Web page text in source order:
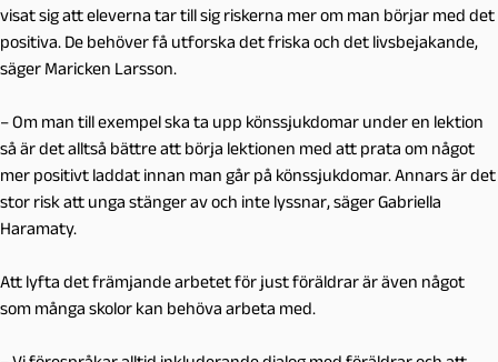
visat sig att eleverna tar till sig riskerna mer om man börjar med det
positiva. De behöver få utforska det friska och det livsbejakande,
säger Maricken Larsson.
– Om man till exempel ska ta upp könssjukdomar under en lektion
så är det alltså bättre att börja lektionen med att prata om något
mer positivt laddat innan man går på könssjukdomar. Annars är det
stor risk att unga stänger av och inte lyssnar, säger Gabriella
Haramaty.
Att lyfta det främjande arbetet för just föräldrar är även något
som många skolor kan behöva arbeta med.